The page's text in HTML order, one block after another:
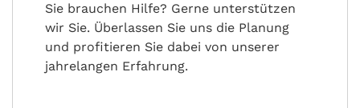
Sie brauchen Hilfe? Gerne unterstützen
wir Sie. Überlassen Sie uns die Planung
und profitieren Sie dabei von unserer
jahrelangen Erfahrung.